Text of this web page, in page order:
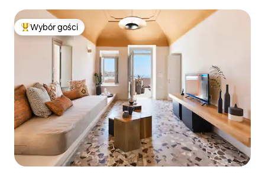
Najpopularniejsze z kategorii Wybór gości
Wybór gości